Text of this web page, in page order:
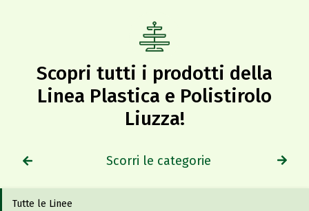
Scopri tutti i prodotti della
Linea Plastica e Polistirolo
Liuzza!​
Scorri le categorie
Tutte le Linee